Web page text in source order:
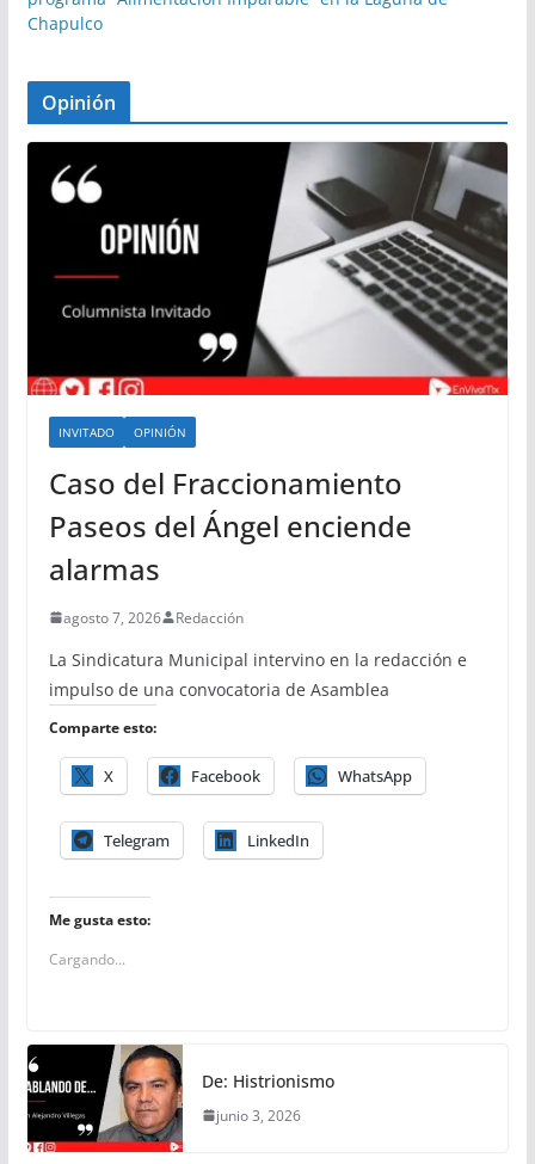
Chapulco
Opinión
INVITADO OPINIÓN
Caso del Fraccionamiento
Paseos del Ángel enciende
alarmas
agosto 7, 2026 Redacción
La Sindicatura Municipal intervino en la redacción e
impulso de una convocatoria de Asamblea
Comparte esto:
X Facebook WhatsApp
Telegram LinkedIn
Me gusta esto:
Cargando...
De: Histrionismo
junio 3, 2026